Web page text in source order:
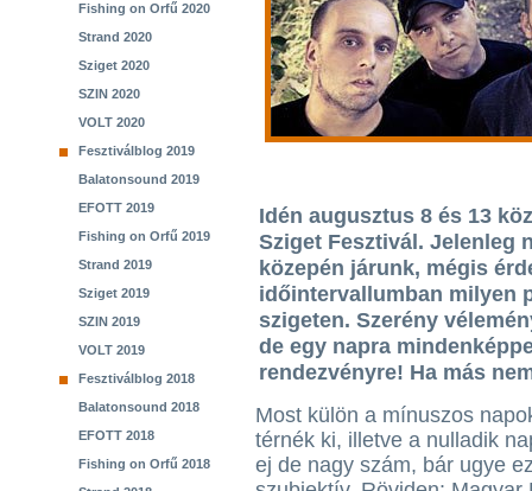
Fishing on Orfű 2020
Strand 2020
Sziget 2020
SZIN 2020
VOLT 2020
Fesztiválblog 2019
Balatonsound 2019
EFOTT 2019
Fishing on Orfű 2019
Strand 2019
Sziget 2019
SZIN 2019
VOLT 2019
Fesztiválblog 2018
Balatonsound 2018
EFOTT 2018
Fishing on Orfű 2018
Idén augusztus 8 és 13
Sziget Fesztivál. Jelenleg
közepén járunk, mégis
időintervallumban milyen
szigeten. Szerény
de egy napra
rendezvényre! Ha más
Most külön a mínuszos
térnék ki, illetve a nulladik
ej de nagy szám, bár ugye